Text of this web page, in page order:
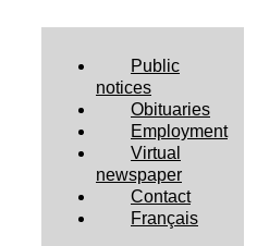
Public
notices
Obituaries
Employment
Virtual
newspaper
Contact
Français